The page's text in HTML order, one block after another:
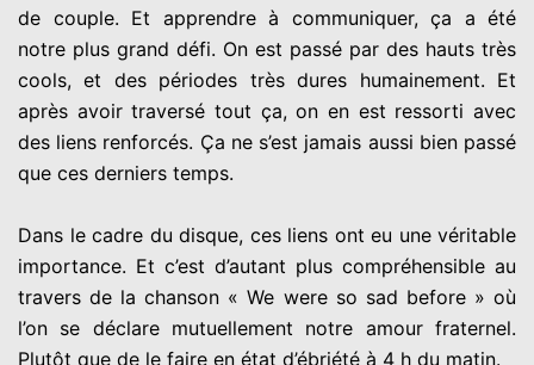
de couple. Et apprendre à communiquer, ça a été
notre plus grand défi. On est passé par des hauts très
cools, et des périodes très dures humainement. Et
après avoir traversé tout ça, on en est ressorti avec
des liens renforcés. Ça ne s’est jamais aussi bien passé
que ces derniers temps.
Dans le cadre du disque, ces liens ont eu une véritable
importance. Et c’est d’autant plus compréhensible au
travers de la chanson « We were so sad before » où
l’on se déclare mutuellement notre amour fraternel.
Plutôt que de le faire en état d’ébriété à 4 h du matin.